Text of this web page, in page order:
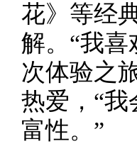
花》等经
解。“我
次体验之
热爱，“
富性。”